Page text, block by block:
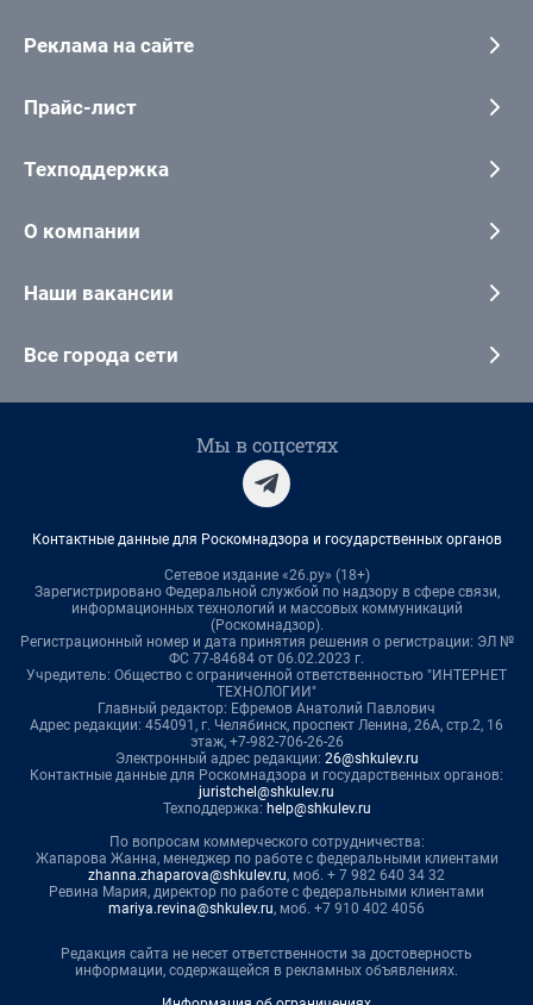
Реклама на сайте
Прайс-лист
Техподдержка
О компании
Наши вакансии
Все города сети
Мы в соцсетях
Контактные данные для Роскомнадзора и государственных органов
Сетевое издание «26.ру» (18+)
Зарегистрировано Федеральной службой по надзору в сфере связи,
информационных технологий и массовых коммуникаций
(Роскомнадзор).
Регистрационный номер и дата принятия решения о регистрации: ЭЛ №
ФС 77-84684 от 06.02.2023 г.
Учредитель: Общество с ограниченной ответственностью "ИНТЕРНЕТ
ТЕХНОЛОГИИ"
Главный редактор: Ефремов Анатолий Павлович
Адрес редакции: 454091, г. Челябинск, проспект Ленина, 26А, стр.2, 16
этаж, +7-982-706-26-26
Электронный адрес редакции: 26@shkulev.ru
Контактные данные для Роскомнадзора и государственных органов:
juristchel@shkulev.ru
Техподдержка: help@shkulev.ru
По вопросам коммерческого сотрудничества:
Жапарова Жанна, менеджер по работе с федеральными клиентами
zhanna.zhaparova@shkulev.ru, моб. + 7 982 640 34 32
Ревина Мария, директор по работе с федеральными клиентами
mariya.revina@shkulev.ru, моб. +7 910 402 4056
Редакция сайта не несет ответственности за достоверность
информации, содержащейся в рекламных объявлениях.